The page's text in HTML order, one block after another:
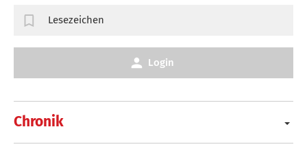
Chronik
Lesezeichen
Login